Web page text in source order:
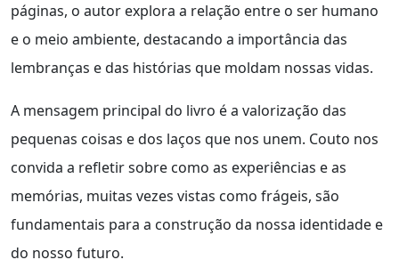
páginas, o autor explora a relação entre o ser humano
e o meio ambiente, destacando a importância das
lembranças e das histórias que moldam nossas vidas.
A mensagem principal do livro é a valorização das
pequenas coisas e dos laços que nos unem. Couto nos
convida a refletir sobre como as experiências e as
memórias, muitas vezes vistas como frágeis, são
fundamentais para a construção da nossa identidade e
do nosso futuro.